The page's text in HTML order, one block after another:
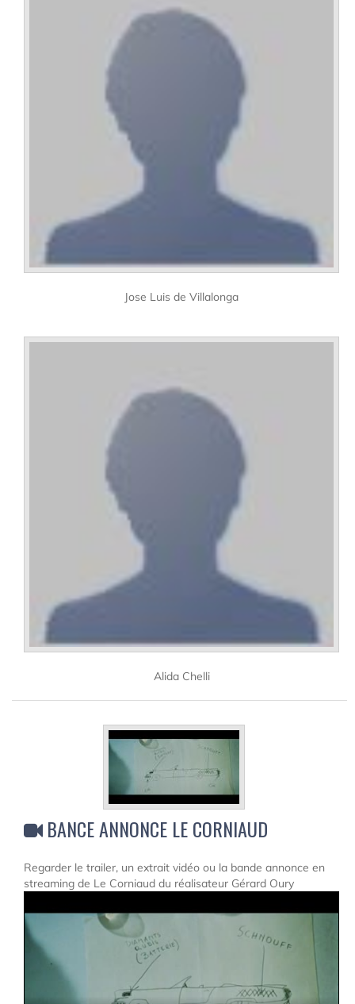
Jose Luis de Villalonga
Alida Chelli
BANCE ANNONCE LE CORNIAUD
Regarder le trailer, un extrait vidéo ou la bande annonce en
streaming de Le Corniaud du réalisateur Gérard Oury